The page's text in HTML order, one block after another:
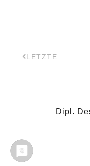
LETZTE
Dipl.